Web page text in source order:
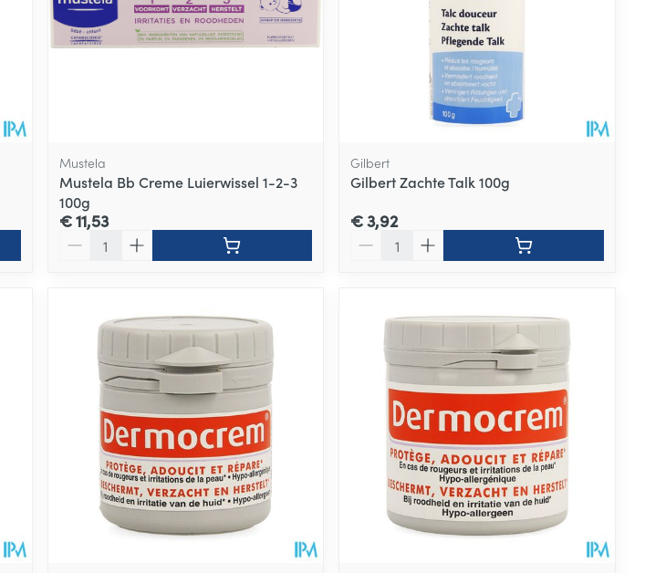
Mustela
Mustela Bb Creme Luierwissel 1-2-3
100g
€ 11,53
Gilbert
Gilbert Zachte Talk 100g
€ 3,92